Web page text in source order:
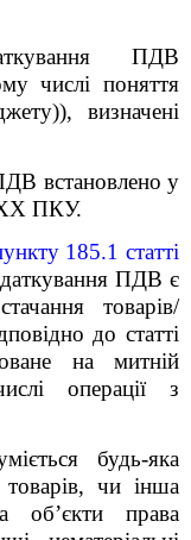
ПДВ
числі поняття
визначені
встановлено у
XX ПКУ.
185.1 статті
ПДВ є
товарів/
до статті
на митній
операції з
будь-яка
чи інша
об’єкти права